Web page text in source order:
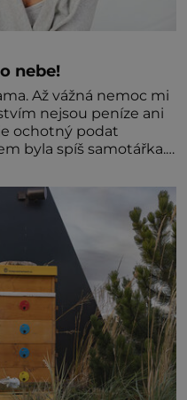
nebe!
Až vážná nemoc mi
nejsou peníze ani
ochotný podat
byla spíš samotářka.
práce a hlavně klid.
z rodného města,